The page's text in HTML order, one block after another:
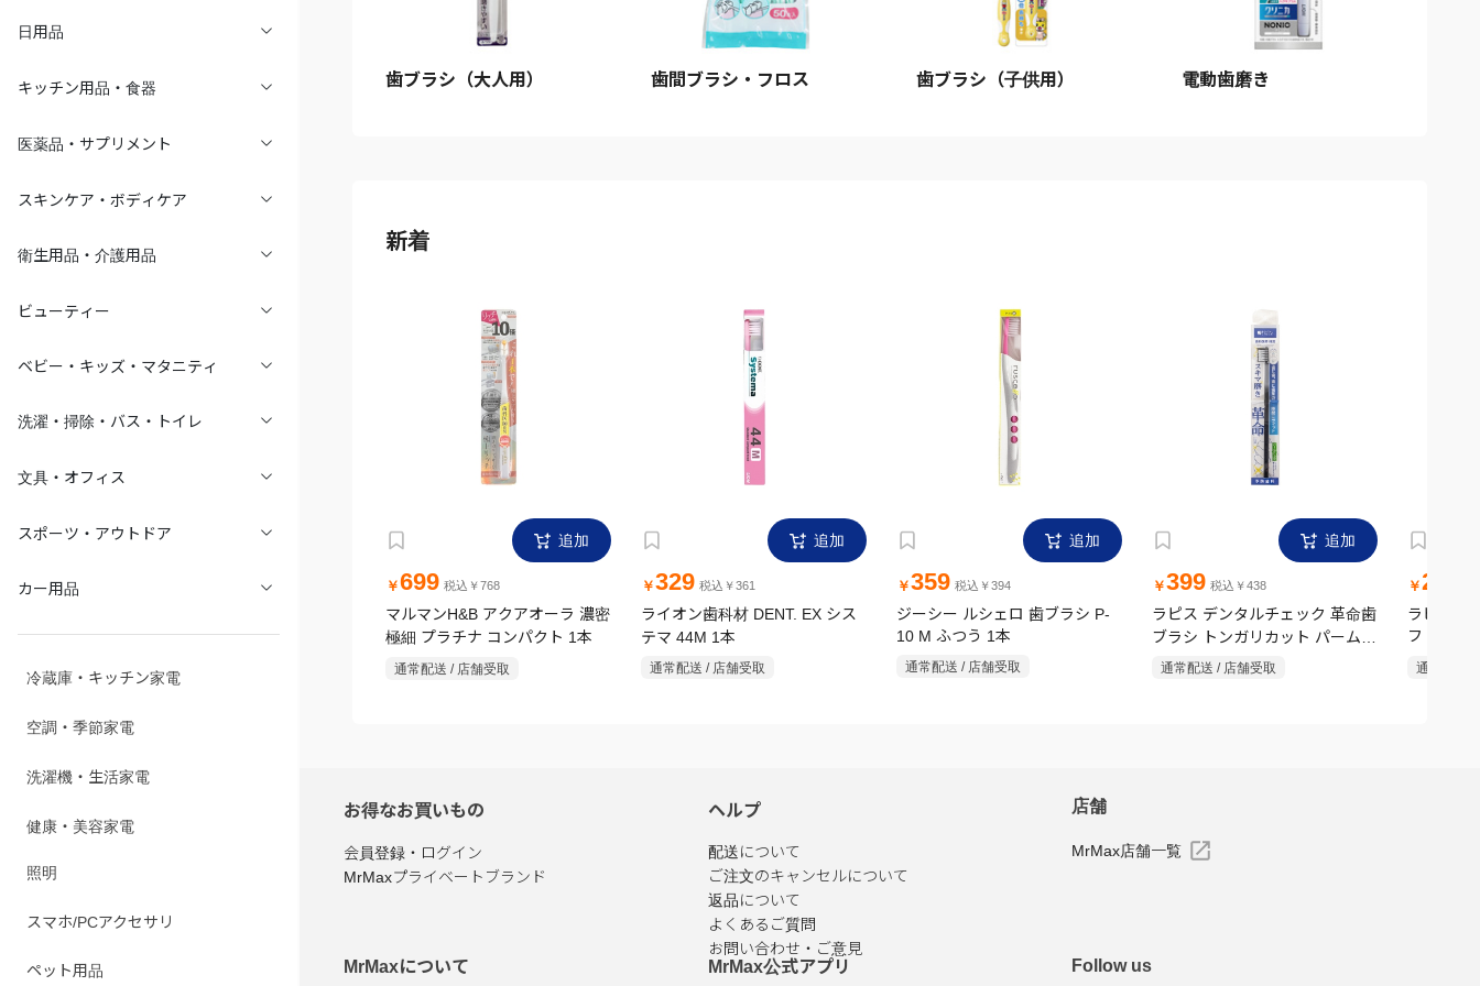
日用品
キッチン用品・食器
医薬品・サプリメント
スキンケア・ボディケア
衛生用品・介護用品
ビューティー
ベビー・キッズ・マタニティ
洗濯・掃除・バス・トイレ
文具・オフィス
スポーツ・アウトドア
カー用品
冷蔵庫・キッチン家電
空調・季節家電
洗濯機・生活家電
健康・美容家電
照明
スマホ/PCアクセサリ
ペット用品
歯ブラシ（大人用） 歯間ブラシ・フロス 歯ブラシ（子供用） 電動歯磨き
新着
追加
￥699 税込￥768
マルマンH&B アクアオーラ 濃密
極細 プラチナ コンパクト 1本
通常配送 / 店舗受取
追加
￥329 税込￥361
ライオン歯科材 DENT. EX シス
テマ 44M 1本
通常配送 / 店舗受取
追加
￥359 税込￥394
ジーシー ルシェロ 歯ブラシ P-
10 M ふつう 1本
通常配送 / 店舗受取
追加
￥399 税込￥438
ラピス デンタルチェック 革命歯
ブラシ トンガリカット パームグ
通常配送 / 店舗受取
￥269
ラピス デ
フト 山形
通常配送 /
お得なお買いもの
会員登録・ログイン
MrMaxプライベートブランド
ヘルプ
配送について
ご注文のキャンセルについて
返品について
よくあるご質問
お問い合わせ・ご意見
店舗
MrMax店舗一覧
MrMaxについて MrMax公式アプリ Follow us